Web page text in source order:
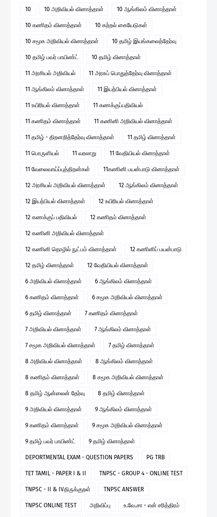
10 10 அறிவியல் வினாத்தாள் 10 ஆங்கிலம் வினாத்தாள்
10 கணிதம் வினாத்தாள் 10 கற்றல் கையேடுகள்
10 சமூக அறிவியல் வினாத்தாள் 10 தமிழ் இயங்கலைத்தேர்வு
10 தமிழ் பவர் பாயிண்ட் 10 தமிழ் வினாத்தாள்
11 அரசியல் அறிவியல் 11 அரசுப் பொதுத்தேர்வு வினாத்தாள்
11 ஆங்கிலம் வினாத்தாள் 11 இயற்பியல் வினாத்தாள்
11 உயிரியல் வினாத்தாள் 11 கணக்குப்பதிவியல்
11 கணிதம் வினாத்தாள் 11 கணினி அறிவியல் வினாத்தாள்
11 தமிழ் - திறனறித்தேர்வு வினாத்தாள் 11 தமிழ் வினாத்தாள்
11 பொருளியல் 11 வரலாறு 11 வேதியியல் வினாத்தாள்
11 வேலைவாய்ப்புத்திறன்கள் 11கணினி பயன்பாடு வினாத்தாள்
12 அரசியல் அறிவியல் வினாத்தாள் 12 ஆங்கிலம் வினாத்தாள்
12 இயற்பியல் வினாத்தாள் 12 உயிரியல் வினாத்தாள்
12 கணக்குப் பதிவியல் 12 கணிதம் வினாத்தாள்
12 கணினி அறிவியல் வினாத்தாள்
12 கணினி தொழில் நுட்பம் வினாத்தாள் 12 கணினிப் பயன்பாடு
12 தமிழ் வினாத்தாள் 12 வேதியியல் வினாத்தாள்
6 அறிவியல் வினாத்தாள் 6 ஆங்கிலம் வினாத்தாள்
6 கணிதம் வினாத்தாள் 6 சமூக அறிவியல் வினாத்தாள்
6 தமிழ் வினாத்தாள் 7 கணிதம் வினாத்தாள்
7 அறிவியல் வினாத்தாள் 7 ஆங்கிலம் வினாத்தாள்
7 சமூக அறிவியல் வினாத்தாள் 7 தமிழ் வினாத்தாள்
8 அறிவியல் வினாத்தாள் 8 ஆங்கிலம் வினாத்தாள்
8 கணிதம் வினாத்தாள் 8 சமூக அறிவியல் வினாத்தாள்
8 தமிழ் ஆன்லைன் தேர்வு 8 தமிழ் வினாத்தாள்
9 அறிவியல் வினாத்தாள் 9 ஆங்கிலம் வினாத்தாள்
9 கணிதம் வினாத்தாள் 9 சமூக அறிவியல் வினாத்தாள்
9 தமிழ் பவர் பாயிண்ட் 9 தமிழ் வினாத்தாள்
DEPORTMENTAL EXAM - QUESTION PAPERS PG TRB
TET TAMIL - PAPER I & II TNPSC - GROUP 4 - ONLINE TEST
TNPSC - II & IVதிருக்குறள் TNPSC ANSWER
TNPSC ONLINE TEST அறிவிப்பு உ.வே.சா - என் சரித்திரம்